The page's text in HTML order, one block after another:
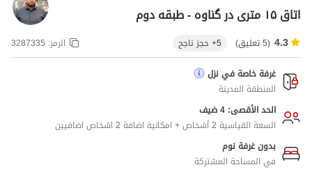
اتاق ۱۵ متری در گناوه - طبقه دوم
4.3 (5 تعليق) 5+ حجز ناجح الرمز: 3287335
غرفة خاصة في نزل
المنطقة المدينة
الحد الأقصى: 4 ضيف
السعة القياسية 2 أشخاص + امكانية اضافة 2 اشخاص اضافيين
بدون غرفة نوم
في المساحة المشتركة